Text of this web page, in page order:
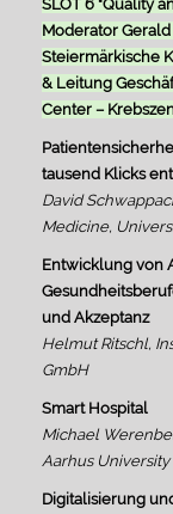
SLOT 6 "Quality
Moderator
Steiermärkische
& Leitung
Center –
tausend Klicks
David
Medicine,
Entwicklung von
und Akzeptanz
Helmut Ritschl,
GmbH
Smart Hospital
Michael
Aarhus
Digitalisierung